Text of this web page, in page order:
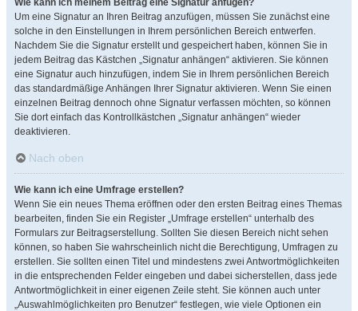
Wie kann ich meinem Beitrag eine Signatur anfügen?
Um eine Signatur an Ihren Beitrag anzufügen, müssen Sie zunächst eine
solche in den Einstellungen in Ihrem persönlichen Bereich entwerfen.
Nachdem Sie die Signatur erstellt und gespeichert haben, können Sie in
jedem Beitrag das Kästchen „Signatur anhängen“ aktivieren. Sie können
eine Signatur auch hinzufügen, indem Sie in Ihrem persönlichen Bereich
das standardmäßige Anhängen Ihrer Signatur aktivieren. Wenn Sie einen
einzelnen Beitrag dennoch ohne Signatur verfassen möchten, so können
Sie dort einfach das Kontrollkästchen „Signatur anhängen“ wieder
deaktivieren.
Nach oben
Wie kann ich eine Umfrage erstellen?
Wenn Sie ein neues Thema eröffnen oder den ersten Beitrag eines Themas
bearbeiten, finden Sie ein Register „Umfrage erstellen“ unterhalb des
Formulars zur Beitragserstellung. Sollten Sie diesen Bereich nicht sehen
können, so haben Sie wahrscheinlich nicht die Berechtigung, Umfragen zu
erstellen. Sie sollten einen Titel und mindestens zwei Antwortmöglichkeiten
in die entsprechenden Felder eingeben und dabei sicherstellen, dass jede
Antwortmöglichkeit in einer eigenen Zeile steht. Sie können auch unter
„Auswahlmöglichkeiten pro Benutzer“ festlegen, wie viele Optionen ein